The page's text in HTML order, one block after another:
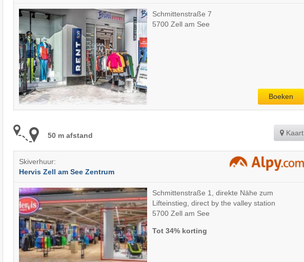
Schmittenstraße 7
5700 Zell am See
Boeken
50 m afstand Kaart
Skiverhuur:
Hervis Zell am See Zentrum
Schmittenstraße 1, direkte Nähe zum
Lifteinstieg, direct by the valley station
5700 Zell am See
Tot 34% korting